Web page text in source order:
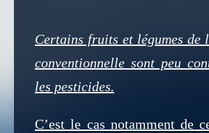
Certains fruits et légumes de
conventionnelle sont peu
les pesticides.
C’est le cas notamment de